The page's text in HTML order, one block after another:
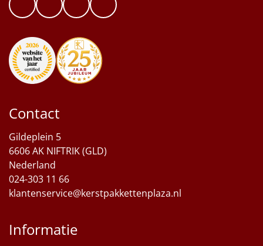
Contact
Gildeplein 5
6606 AK NIFTRIK (GLD)
Nederland
024-303 11 66
klantenservice@kerstpakkettenplaza.nl
Informatie